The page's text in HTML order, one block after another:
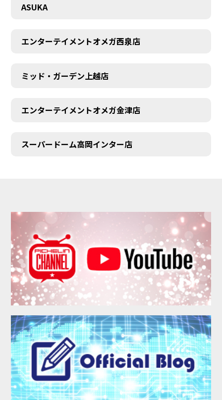
ASUKA
エンターテイメントオメガ西泉店
ミッド・ガーデン上越店
エンターテイメントオメガ金津店
スーパードーム高岡インター店